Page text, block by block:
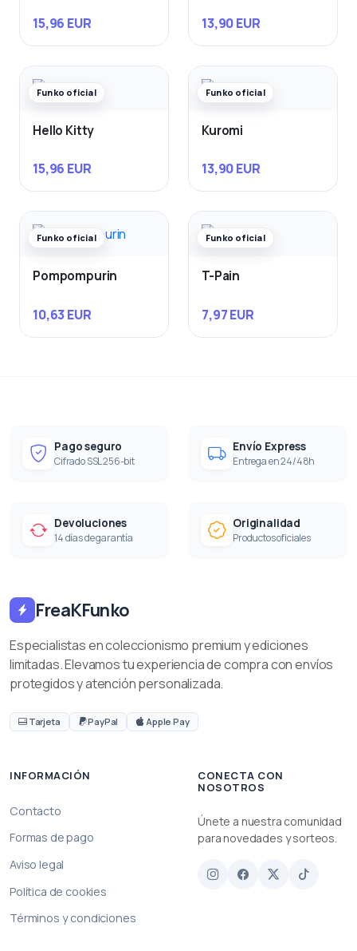
15,96 EUR 13,90 EUR
Funko oficial
Hello Kitty
15,96 EUR
Funko oficial
Kuromi
13,90 EUR
Funko oficial
Pompompurin
10,63 EUR
Funko oficial
T-Pain
7,97 EUR
Pago seguro
Cifrado SSL 256-bit
Envío Express
Entrega en 24/48h
Devoluciones
14 días de garantía
Originalidad
Productos oficiales
FreaKFunko
Especialistas en coleccionismo premium y ediciones
limitadas. Elevamos tu experiencia de compra con envíos
protegidos y atención personalizada.
Tarjeta PayPal Apple Pay
INFORMACIÓN
Contacto
Formas de pago
Aviso legal
Política de cookies
Términos y condiciones
CONECTA CON
NOSOTROS
Únete a nuestra comunidad
para novedades y sorteos.